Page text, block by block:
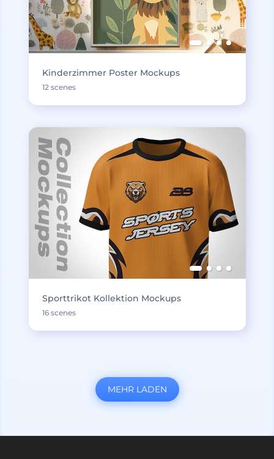
Kinderzimmer Poster Mockups
12 scenes
Sporttrikot Kollektion Mockups
16 scenes
MEHR LADEN